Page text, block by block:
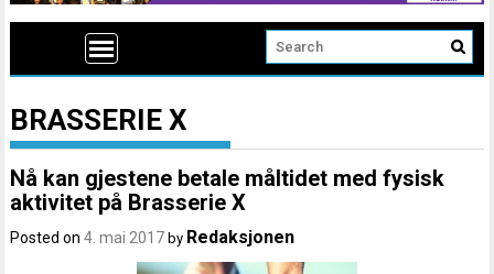
BRASSERIE X
Nå kan gjestene betale måltidet med fysisk
aktivitet på Brasserie X
Posted on4. mai 2017 by Redaksjonen